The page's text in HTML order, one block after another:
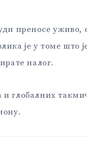
преносе уживо,
је у томе што
налог.
и глобалних